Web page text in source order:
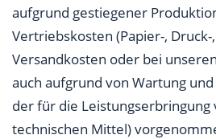
aufgrund gestiegener
Vertriebskosten (Papier-, Druck-
Versandkosten oder bei
auch aufgrund von Wartung
der für die
technischen Mittel)